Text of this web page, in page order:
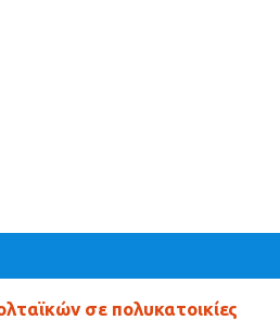
σε πολυκατοικίες